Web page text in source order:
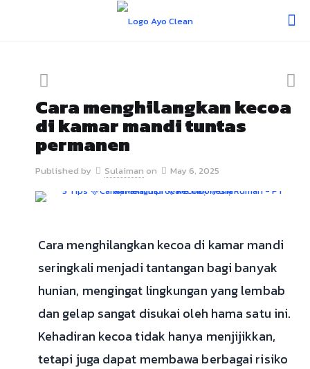
Cara menghilangkan kecoa
di kamar mandi tuntas
permanen
Published by Sulaiman on May 6, 2025
Cara menghilangkan kecoa di kamar mandi
seringkali menjadi tantangan bagi banyak
hunian, mengingat lingkungan yang lembab
dan gelap sangat disukai oleh hama satu ini.
Kehadiran kecoa tidak hanya menjijikkan,
tetapi juga dapat membawa berbagai risiko